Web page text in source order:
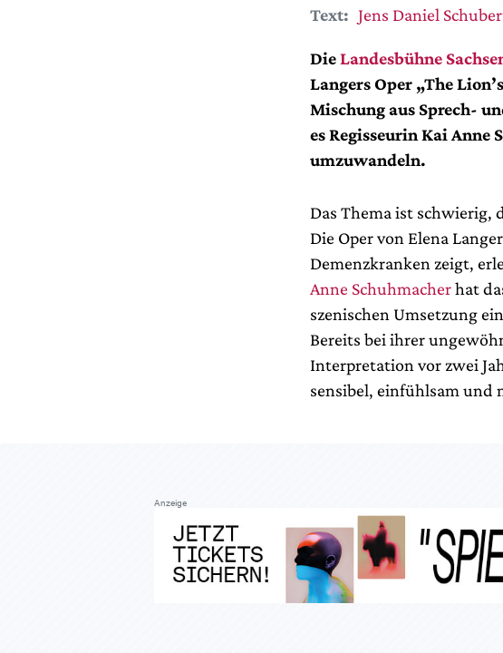
Text: Jens Daniel
DieLandesbühne
Langers Oper „The
Mischung aus Sprech-
es Regisseurin Kai Anne
umzuwandeln.
Das Thema ist schwierig,
Die Oper von Elena
Demenzkranken zeigt,
Anne Schuhmacherhat
szenischen Umsetzung
Bereits bei ihrer
Interpretation vor zwei
sensibel, einfühlsam und
Anzeige